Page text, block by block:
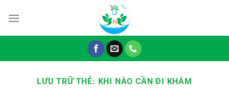
đến
LƯU TRỮ THẺ: KHI NÀO CẦN ĐI KHÁM